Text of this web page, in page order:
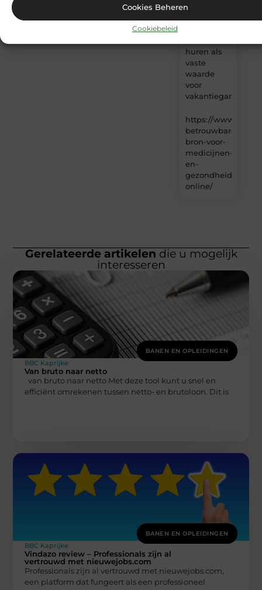
Cookies Beheren
Cookiebeleid
boven een
huren als
vaste
waarde
voor
vakantiegangers
https://
betrouwbare-
bron-voor-
medicijnen-
en-
online/
Gerelateerde artikelen die u mogelijk
interesseren
BANEN EN OPLEIDINGEN
BBC Kaprijke
Van bruto naar netto
van bruto naar netto Met deze tool kunt u snel en
efficiënt omrekenen tussen netto- en brutoloon. Dit is
BANEN EN OPLEIDINGEN
BBC Kaprijke
Vindazo review – Professionals zijn al
vertrouwd met nieuwejobs.com
Professionals zijn al vertrouwd met nieuwejobs.com,
een platform dat fungeert als een professioneel